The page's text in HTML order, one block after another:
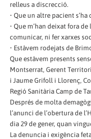
relleus a discrecció.
• Que un altre pacient
• Que m’han deixat fora
comunicar, ni fer xarxes
• Estàvem rodejats de
Que estàvem presents
Montserrat, Gerent
i Jaume Grifoll i Llorenç,
Regió Sanitària Camp de
Després de molta
l’anunci de l’obertura de
dia 29 de gener, quan
La denuncia i exigència